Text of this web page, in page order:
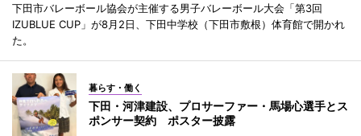
下田市バレーボール協会が主催する男子バレーボール大会「第3回
IZUBLUE CUP」が8月2日、下田中学校（下田市敷根）体育館で開かれ
た。
暮らす・働く
下田・河津建設、プロサーファー・馬場心選手とス
ポンサー契約 ポスター披露